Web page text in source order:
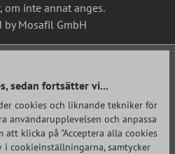
om inte annat anges.
by Mosafil GmbH
sedan fortsätter vi...
cookies och liknande tekniker för
användarupplevelsen och anpassa
att klicka på "Acceptera alla cookies
cookieinställningarna, samtycker